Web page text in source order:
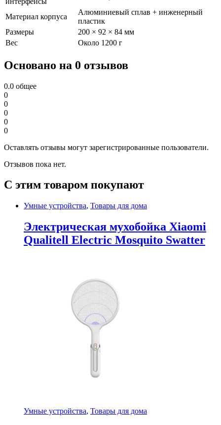
Материал корпуса
Алюминиевый сплав + инженерный
пластик
Размеры
200 × 92 × 84 мм
Вес
Около 1200 г
Основано на 0 отзывов
0.0 общее
0
0
0
0
0
Оставлять отзывы могут зарегистрированные пользователи.
Отзывов пока нет.
С этим товаром покупают
Умные устройства, Товары для дома
Электрическая мухобойка Xiaomi
Qualitell Electric Mosquito Swatter
Умные устройства, Товары для дома